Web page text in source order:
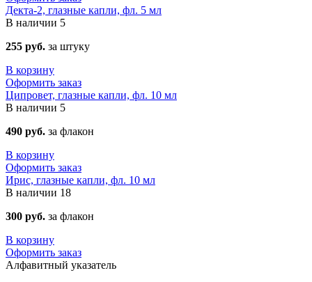
Декта-2, глазные капли, фл. 5 мл
В наличии 5
255 руб. за штуку
В корзину
Оформить заказ
Ципровет, глазные капли, фл. 10 мл
В наличии 5
490 руб. за флакон
В корзину
Оформить заказ
Ирис, глазные капли, фл. 10 мл
В наличии 18
300 руб. за флакон
В корзину
Оформить заказ
Алфавитный указатель